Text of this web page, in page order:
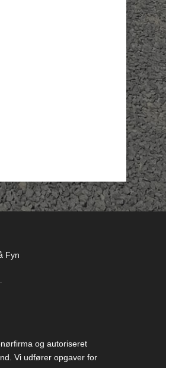
Fyn
og autoriseret
Vi udfører opgaver for